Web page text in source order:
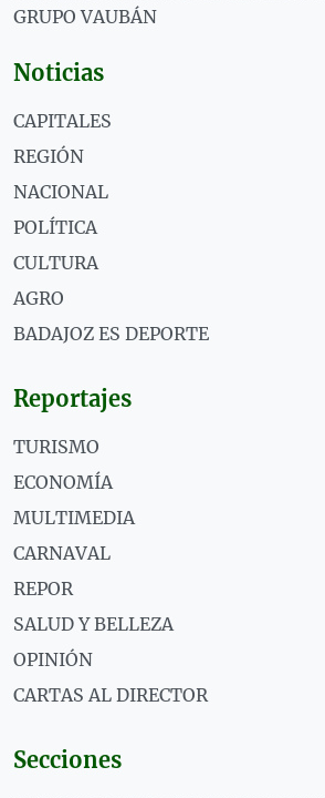
GRUPO VAUBÁN
Noticias
CAPITALES
REGIÓN
NACIONAL
POLÍTICA
CULTURA
AGRO
BADAJOZ ES DEPORTE
Reportajes
TURISMO
ECONOMÍA
MULTIMEDIA
CARNAVAL
REPOR
SALUD Y BELLEZA
OPINIÓN
CARTAS AL DIRECTOR
Secciones